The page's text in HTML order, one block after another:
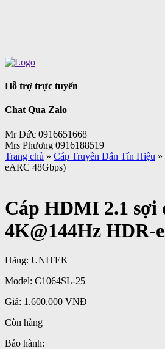
Hỗ trợ trực tuyến
Chat Qua Zalo
Mr Đức 0916651668
Mrs Phương 0916188519
Trang chủ » Cáp Truyền Dẫn Tín Hiệu »
eARC 48Gbps)
Cáp HDMI 2.1 sợi
4K@144Hz HDR-
Hãng: UNITEK
Model: C1064SL-25
Giá: 1.600.000 VNĐ
Còn hàng
Bảo hành: